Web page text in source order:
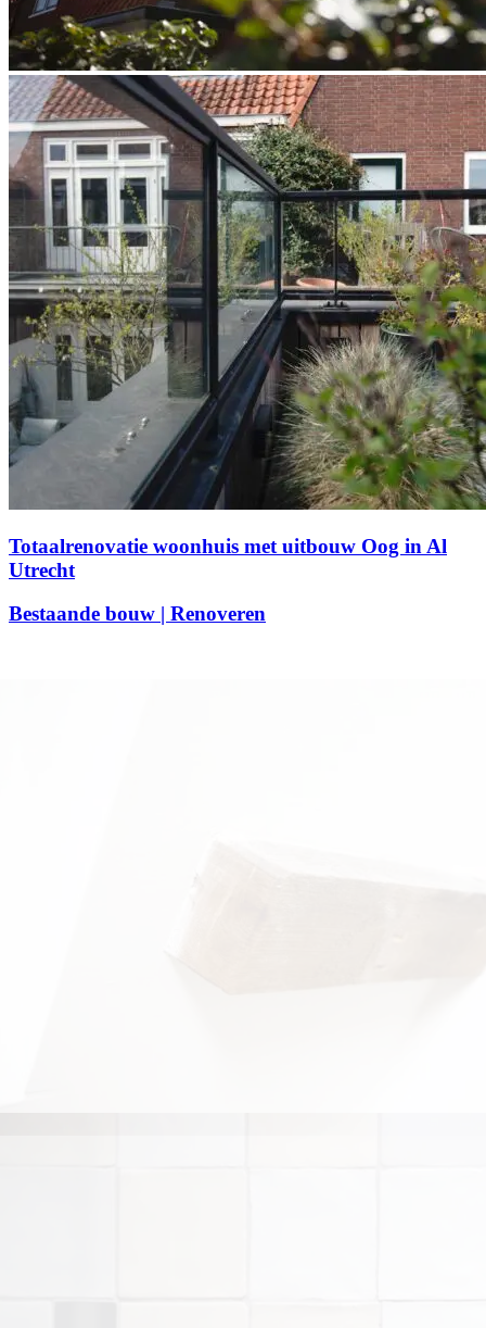
Totaalrenovatie woonhuis met uitbouw Oog in Al
Utrecht
Bestaande bouw | Renoveren